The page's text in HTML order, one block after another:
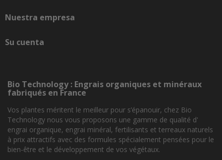
Nuestra empresa
Su cuenta
Bio Technology : Engrais organiques et minéraux
fabriqués en France
Vos plantes méritent le meilleur pour s’épanouir, chez Bio
Technology nous vous proposons une gamme de qualité d'
engrai organique, engrai minéral, fertilisants et terreaux naturels
à prix attractifs avec des formules spécialement pensées pour le
bien-être et le développement de vos végétaux.